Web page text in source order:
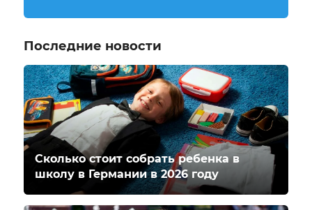
Последние новости
Сколько стоит собрать ребенка в
школу в Германии в 2026 году